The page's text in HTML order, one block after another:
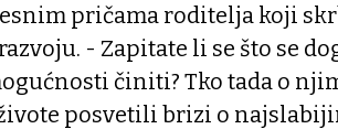
pričama roditelja koji
- Zapitate li se što se
činiti? Tko tada o
posvetili brizi o